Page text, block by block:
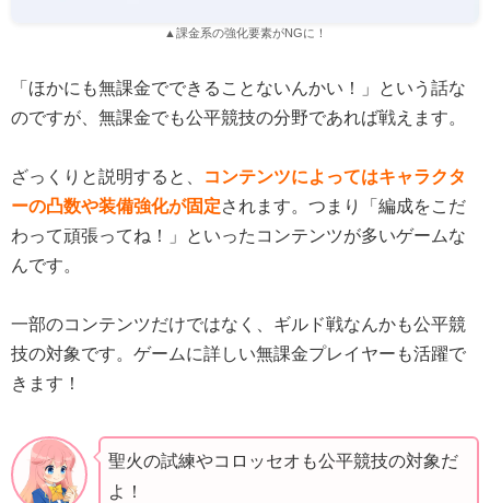
▲課金系の強化要素がNGに！
「ほかにも無課金でできることないんかい！」という話な
のですが、無課金でも公平競技の分野であれば戦えます。
ざっくりと説明すると、
コンテンツによってはキャラクタ
ーの凸数や装備強化が固定されます。つまり「編成をこだ
わって頑張ってね！」といったコンテンツが多いゲームな
んです。
一部のコンテンツだけではなく、ギルド戦なんかも公平競
技の対象です。ゲームに詳しい無課金プレイヤーも活躍で
きます！
聖火の試練やコロッセオも公平競技の対象だ
よ！